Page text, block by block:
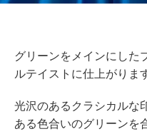
グリーンをメインにした
ルテイストに仕上がりま
光沢のあるクラシカルな
ある色合いのグリーンを